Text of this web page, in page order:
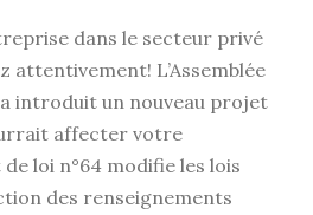
dans le secteur privé
attentivement! L’Assemblée
introduit un nouveau projet
affecter votre
loi n°64 modifie les lois
des renseignements